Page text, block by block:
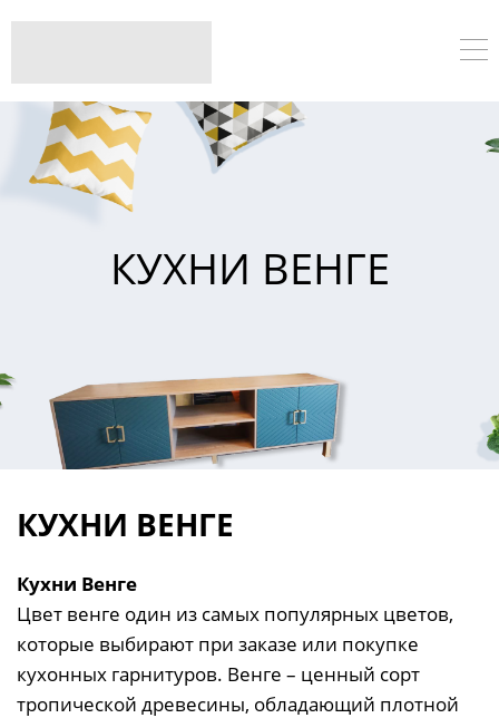
КУХНИ ВЕНГЕ
КУХНИ ВЕНГЕ
Кухни Венге
Цвет венге один из самых популярных цветов,
которые выбирают при заказе или покупке
кухонных гарнитуров. Венге – ценный сорт
тропической древесины, обладающий плотной